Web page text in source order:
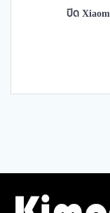
ปิด